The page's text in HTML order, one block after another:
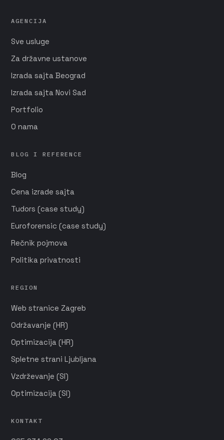
AGENCIJA
Sve usluge
Za državne ustanove
Izrada sajta Beograd
Izrada sajta Novi Sad
Portfolio
O nama
BLOG I REFERENCE
Blog
Cena izrade sajta
Tudors (case study)
Euroforensic (case study)
Rečnik pojmova
Politika privatnosti
REGION
Web stranice Zagreb
Održavanje (HR)
Optimizacija (HR)
Spletne strani Ljubljana
Vzdrževanje (SI)
Optimizacija (SI)
KONTAKT